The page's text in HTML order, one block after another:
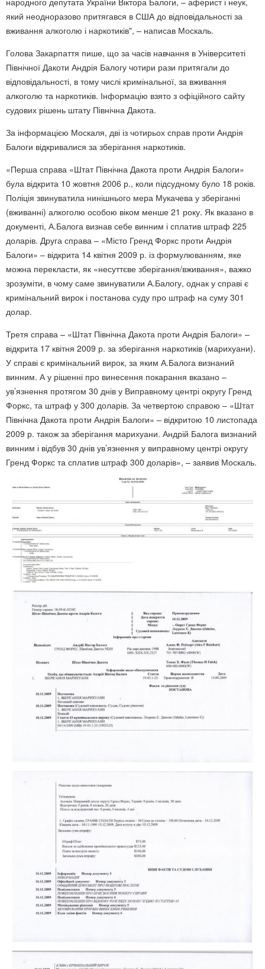
який неодноразово притягався в США до відповідальності за
вживання алкоголю і наркотиків", – написав Москаль.
Голова Закарпаття пише, що за часів навчання в Університеті
Північної Дакоти Андрія Балогу чотири рази притягали до
відповідальності, в тому числі кримінальної, за вживання
алкоголю та наркотиків. Інформацію взято з офіційного сайту
судових рішень штату Північна Дакота.
За інформацією Москаля, дві із чотирьох справ проти Андрія
Балоги відкривалися за зберігання наркотиків.
«Перша справа «Штат Північна Дакота проти Андрія Балоги»
була відкрита 10 жовтня 2006 р., коли підсудному було 18 років.
Поліція звинуватила нинішнього мера Мукачева у зберіганні
(вживанні) алкоголю особою віком менше 21 року. Як вказано в
документі, А.Балога визнав себе винним і сплатив штраф 225
доларів. Друга справа – «Місто Гренд Форкс проти Андрія
Балоги» – відкрита 14 квітня 2009 р. із формулюванням, яке
можна перекласти, як «несуттєве зберігання/вживання», важко
зрозуміти, в чому саме звинуватили А.Балогу, однак у справі є
кримінальний вирок і постанова суду про штраф на суму 301
долар.
Третя справа – «Штат Північна Дакота проти Андрія Балоги» –
відкрита 17 квітня 2009 р. за зберігання наркотиків (марихуани).
У справі є кримінальний вирок, за яким А.Балога визнаний
винним. А у рішенні про винесення покарання вказано –
ув’язнення протягом 30 днів у Виправному центрі округу Гренд
Форкс, та штраф у 300 доларів. За четвертою справою – «Штат
Північна Дакота проти Андрія Балоги» – відкритою 10 листопада
2009 р. також за зберігання марихуани. Андрій Балога визнаний
винним і відбув 30 днів ув’язнення у виправному центрі округу
Гренд Форкс та сплатив штраф 300 доларів», – заявив Москаль.